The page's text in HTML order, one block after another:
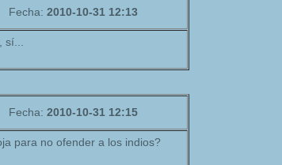
Fecha: 2010-10-31 12:13
sí...
Fecha: 2010-10-31 12:15
para no ofender a los indios?